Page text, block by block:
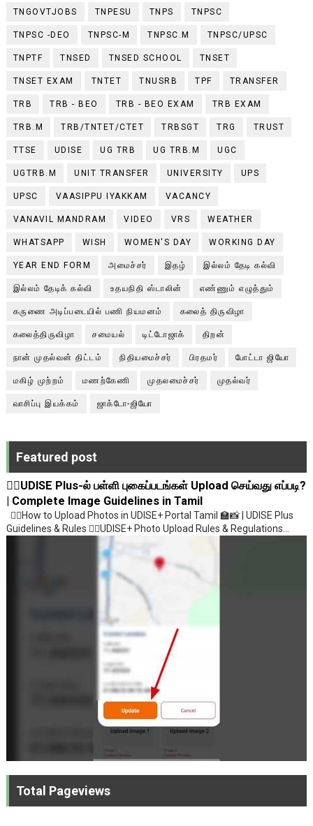
TNGOVTJOBS TNPESU TNPS TNPSC
TNPSC -DEO TNPSC-M TNPSC.M TNPSC/UPSC
TNPTF TNSED TNSED SCHOOL TNSET
TNSET EXAM TNTET TNUSRB TPF TRANSFER
TRB TRB - BEO TRB - BEO EXAM TRB EXAM
TRB.M TRB/TNTET/CTET TRBSGT TRG TRUST
TTSE UDISE UG TRB UG TRB.M UGC
UGTRB.M UNIT TRANSFER UNIVERSITY UPS
UPSC VAASIPPU IYAKKAM VACANCY
VANAVIL MANDRAM VIDEO VRS WEATHER
WHATSAPP WISH WOMEN'S DAY WORKING DAY
YEAR END FORM அமைச்சர் இதழ் இல்லம் தேடி கல்வி
இல்லம் தேடிக் கல்வி உதயநிதி ஸ்டாலின் எண்ணும் எழுத்தும்
கருணை அடிப்படையில் பணி நியமனம் கலைத் திருவிழா
கலைத்திருவிழா சமையல் டிட்டோஜாக் திறன்
நான் முதல்வன் திட்டம் நிதியமைச்சர் பிரதமர் போட்டா ஜியோ
மகிழ் முற்றம் மணற்கேணி முதலமைச்சர் முதல்வர்
வாசிப்பு இயக்கம் ஜாக்டோ-ஜியோ
Featured post
💁‍♂️UDISE Plus-ல் பள்ளி புகைப்படங்கள் Upload செய்வது எப்படி?
| Complete Image Guidelines in Tamil
💁‍♂️How to Upload Photos in UDISE+ Portal Tamil 🏫📸 | UDISE Plus
Guidelines & Rules 💁‍♂️UDISE+ Photo Upload Rules & Regulations...
Total Pageviews